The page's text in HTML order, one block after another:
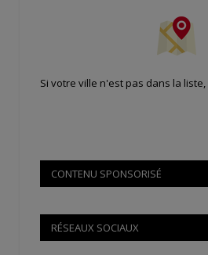
Si votre ville n'est pas dans la liste,
CONTENU SPONSORISÉ
RÉSEAUX SOCIAUX